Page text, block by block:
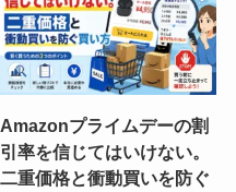
Amazonプライムデーの割
引率を信じてはいけない。
二重価格と衝動買いを防ぐ